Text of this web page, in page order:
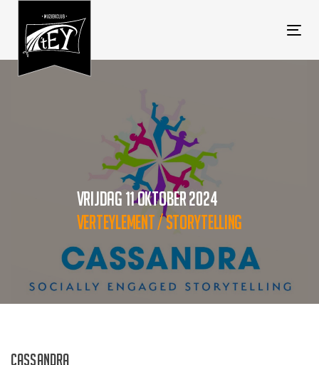
VRIJDAG 11 OKTOBER 2024
VERTEYLEMENT / STORYTELLING
Cassandra